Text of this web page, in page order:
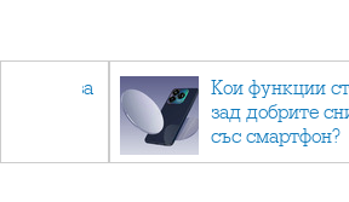
съвети за
Кои функции
зад добрите
със смартфон?